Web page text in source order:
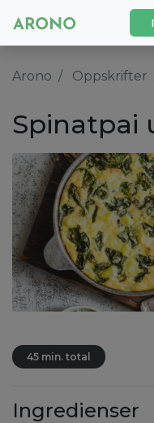
Arono Oppskrifter
Spinatpai
45 min. total
Ingredienser